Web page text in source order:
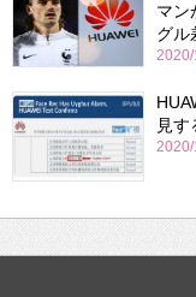
マン
グル
2020/
見